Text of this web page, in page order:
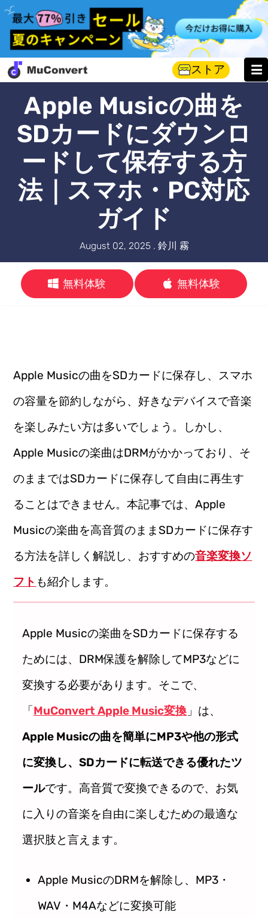
ストア
Apple Musicの曲を
SDカードにダウンロ
ードして保存する方
法｜スマホ・PC対応
ガイド
August 02, 2025 . 鈴川 霧
無料体験 無料体験
Apple Musicの曲をSDカードに保存し、スマホ
の容量を節約しながら、好きなデバイスで音楽
を楽しみたい方は多いでしょう。しかし、
Apple Musicの楽曲はDRMがかかっており、そ
のままではSDカードに保存して自由に再生す
ることはできません。本記事では、Apple
Musicの楽曲を高音質のままSDカードに保存す
る方法を詳しく解説し、おすすめの音楽変換ソ
フト も紹介します。
Apple Musicの楽曲をSDカードに保存する
ためには、DRM保護を解除してMP3などに
変換する必要があります。そこで、
「MuConvert Apple Music変換」は、
Apple Musicの曲を簡単にMP3や他の形式
に変換し、SDカードに転送できる優れたツ
ールです。高音質で変換できるので、お気
に入りの音楽を自由に楽しむための最適な
選択肢と言えます。
Apple MusicのDRMを解除し、MP3・
WAV・M4Aなどに変換可能